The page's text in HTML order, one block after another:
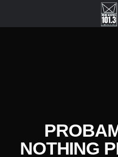
NOTHING